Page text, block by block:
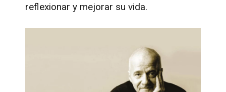
reflexionar y mejorar su vida.